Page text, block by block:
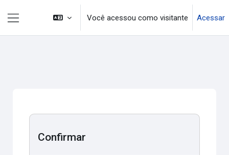
Ir para o conteúdo principal
Você acessou como visitante Acessar
Confirmar